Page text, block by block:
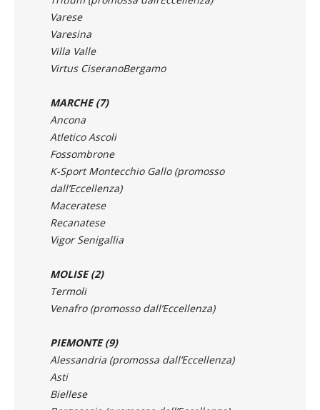
Varesina
Villa Valle
Virtus CiseranoBergamo
MARCHE (7)
Atletico Ascoli
Fossombrone
K-Sport Montecchio Gallo (promosso
dall’Eccellenza)
Maceratese
Recanatese
Vigor Senigallia
MOLISE (2)
Venafro (promosso dall’Eccellenza)
PIEMONTE (9)
Asti
Biellese
Borgosesia (promosso dall’Eccellenza)
Bra (retrocesso dalla Serie C)